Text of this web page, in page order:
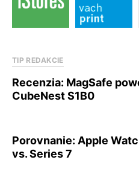
TIP REDAKCIE
Recenzia: MagSafe
CubeNest S1B0
Porovnanie: Apple
vs. Series 7